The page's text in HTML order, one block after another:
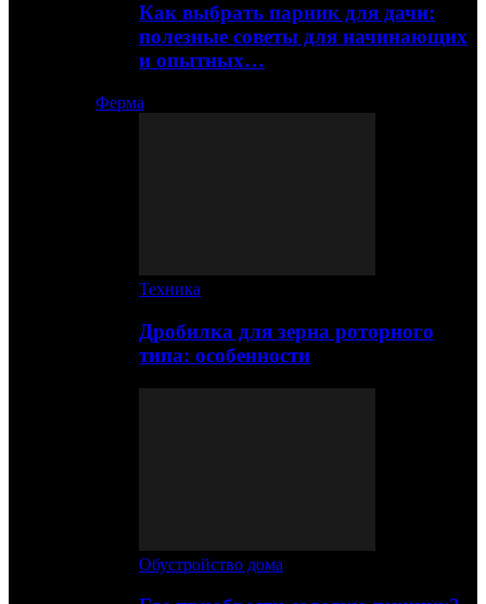
Как выбрать парник для дачи:
полезные советы для начинающих
и опытных…
Ферма
Техника
Дробилка для зерна роторного
типа: особенности
Обустройство дома